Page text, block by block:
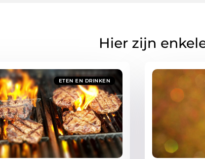
Hier zijn
ETEN EN DRINKEN